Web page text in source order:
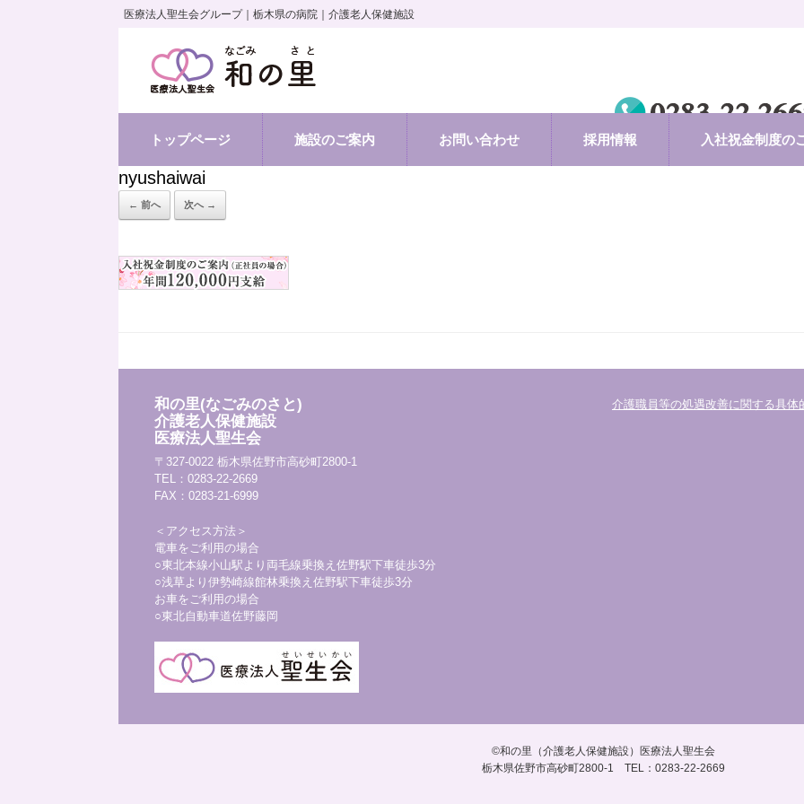
医療法人聖生会グループ｜栃木県の病院｜介護老人保健施設
トップページ 施設のご案内 お問い合わせ 採用情報 入社祝金制度の
nyushaiwai
← 前へ 次へ →
和の里(なごみのさと)
介護老人保健施設
医療法人聖生会
〒327-0022 栃木県佐野市高砂町2800-1
TEL：0283-22-2669
FAX：0283-21-6999
＜アクセス方法＞
電車をご利用の場合
○東北本線小山駅より両毛線乗換え佐野駅下車徒歩3分
○浅草より伊勢崎線館林乗換え佐野駅下車徒歩3分
お車をご利用の場合
○東北自動車道佐野藤岡
介護職員等の処遇改善に関する具体
©和の里（介護老人保健施設）医療法人聖生会
栃木県佐野市高砂町2800-1 TEL：0283-22-2669